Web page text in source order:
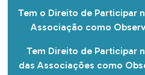
Tem o Direito de Participar
Associação como
Tem Direito de Participar
das Associações como